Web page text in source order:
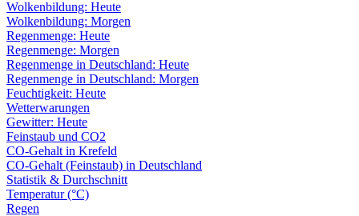
Wolkenbildung: Heute
Wolkenbildung: Morgen
Regenmenge: Heute
Regenmenge: Morgen
Regenmenge in Deutschland: Heute
Regenmenge in Deutschland: Morgen
Feuchtigkeit: Heute
Wetterwarungen
Gewitter: Heute
Feinstaub und CO2
CO-Gehalt in Krefeld
CO-Gehalt (Feinstaub) in Deutschland
Statistik & Durchschnitt
Temperatur (°C)
Regen